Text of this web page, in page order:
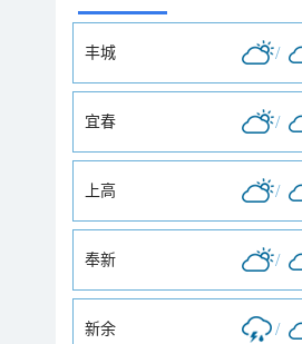
丰城 /
宜春 /
上高 /
奉新 /
新余 /